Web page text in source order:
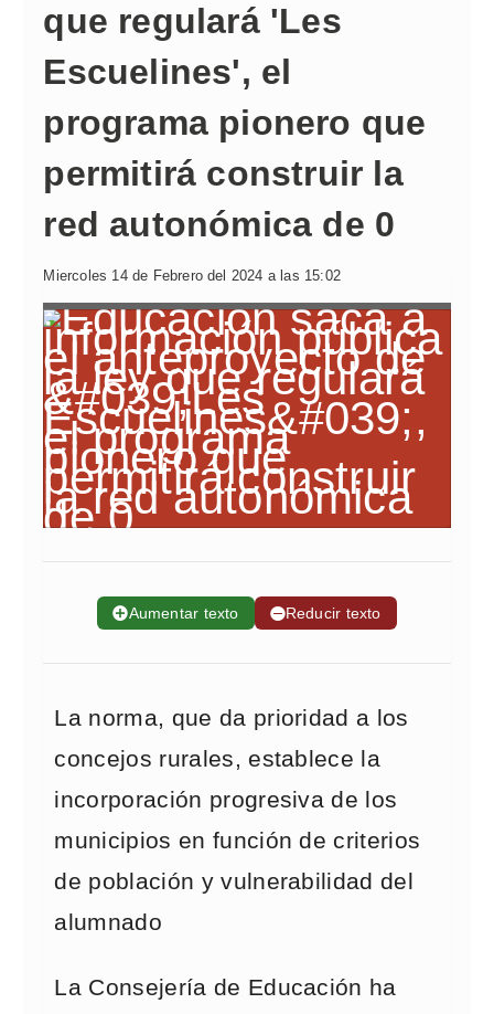
que regulará 'Les
Escuelines', el
programa pionero que
permitirá construir la
red autonómica de 0
Miercoles 14 de Febrero del 2024 a las 15:02
➕Aumentar texto ➖Reducir texto
La norma, que da prioridad a los
concejos rurales, establece la
incorporación progresiva de los
municipios en función de criterios
de población y vulnerabilidad del
alumnado
La Consejería de Educación ha